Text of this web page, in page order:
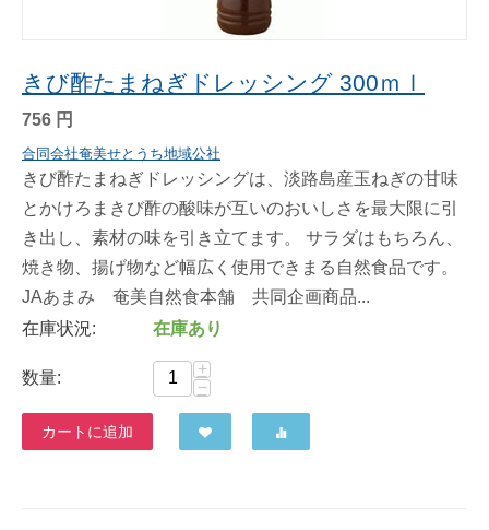
きび酢たまねぎドレッシング 300ｍｌ
756 円
合同会社奄美せとうち地域公社
きび酢たまねぎドレッシングは、淡路島産玉ねぎの甘味
とかけろまきび酢の酸味が互いのおいしさを最大限に引
き出し、素材の味を引き立てます。 サラダはもちろん、
焼き物、揚げ物など幅広く使用できまる自然食品です。
JAあまみ 奄美自然食本舗 共同企画商品...
在庫状況:
在庫あり
数量:
+
−
カートに追加